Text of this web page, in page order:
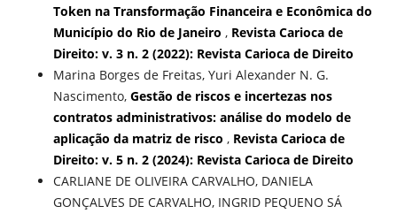
Token na Transformação Financeira e Econômica do
Município do Rio de Janeiro , Revista Carioca de
Direito: v. 3 n. 2 (2022): Revista Carioca de Direito
Marina Borges de Freitas, Yuri Alexander N. G.
Nascimento, Gestão de riscos e incertezas nos
contratos administrativos: análise do modelo de
aplicação da matriz de risco , Revista Carioca de
Direito: v. 5 n. 2 (2024): Revista Carioca de Direito
CARLIANE DE OLIVEIRA CARVALHO, DANIELA
GONÇALVES DE CARVALHO, INGRID PEQUENO SÁ